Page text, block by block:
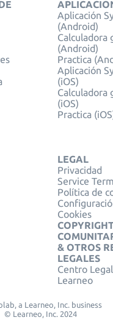
Aplicación
(Android)
Calculadora
(Android)
Practica
Aplicación
(iOS)
Calculadora
(iOS)
Practica
LEGAL
Privacidad
Service
Política de
Cookies
& OTROS
LEGALES
Centro
Learneo
a Learneo, Inc. business
© Learneo, Inc. 2024